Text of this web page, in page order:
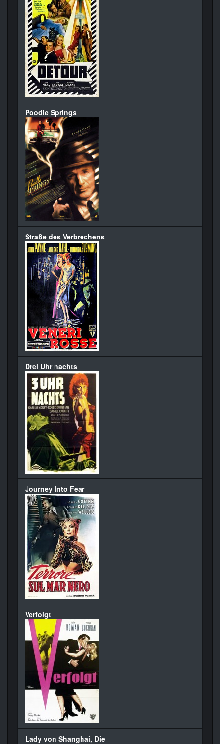
Poodle Springs
Straße des Verbrechens
Drei Uhr nachts
Journey Into Fear
Verfolgt
Lady von Shanghai, Die